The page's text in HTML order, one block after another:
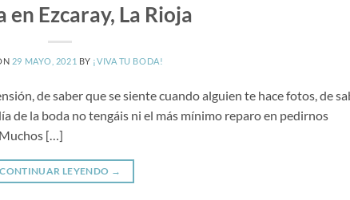
en Ezcaray, La Rioja
29 MAYO, 2021 BY ¡VIVA TU BODA!
de saber que se siente cuando alguien te hace fotos, de
de la boda no tengáis ni el más mínimo reparo en pedirnos
[…]
CONTINUAR LEYENDO →